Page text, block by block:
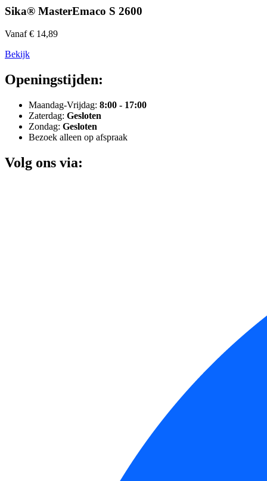
Sika® MasterEmaco S 2600
Vanaf € 14,89
Bekijk
Openingstijden:
Maandag-Vrijdag: 8:00 - 17:00
Zaterdag: Gesloten
Zondag: Gesloten
Bezoek alleen op afspraak
Volg ons via: